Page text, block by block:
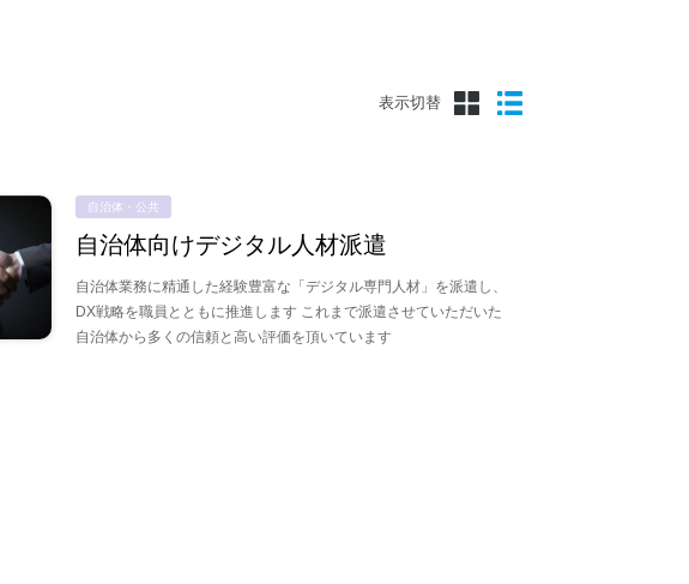
表示切替
自治体・公共
自治体向けデジタル人材派遣
自治体業務に精通した経験豊富な「デジタル専門人材」を派遣し、
DX戦略を職員とともに推進します これまで派遣させていただいた
自治体から多くの信頼と高い評価を頂いています